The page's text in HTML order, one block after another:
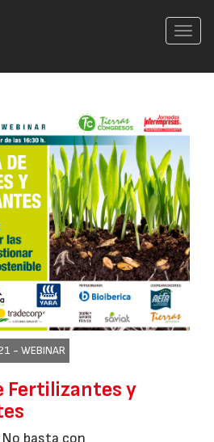
- WEBINAR
Fertilizantes y
No basta con